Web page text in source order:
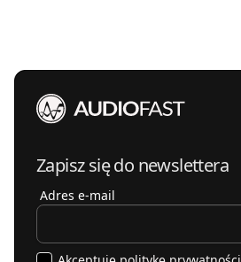
Zapisz się do newslettera
Adres e-mail